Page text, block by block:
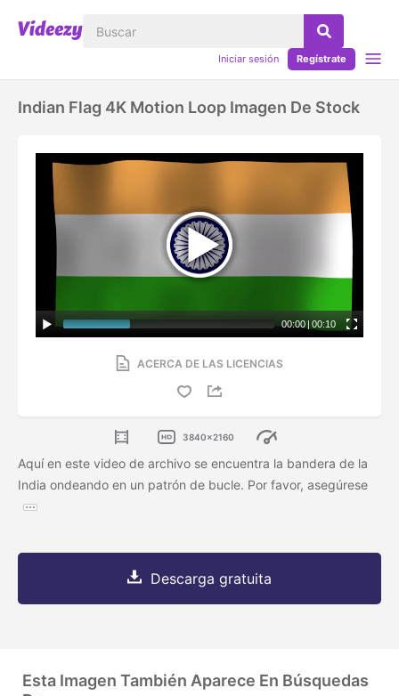
Iniciar sesión Regístrate
Indian Flag 4K Motion Loop Imagen De Stock
00:00 | 00:10
ACERCA DE LAS LICENCIAS
3840x2160
Aquí en este video de archivo se encuentra la bandera de la
India ondeando en un patrón de bucle. Por favor, asegúrese
Descarga gratuita
Esta Imagen También Aparece En Búsquedas